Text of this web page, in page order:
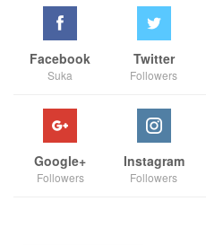
Facebook
Suka
Twitter
Followers
Google+
Followers
Instagram
Followers